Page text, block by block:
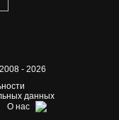
- 2026
данных
О нас